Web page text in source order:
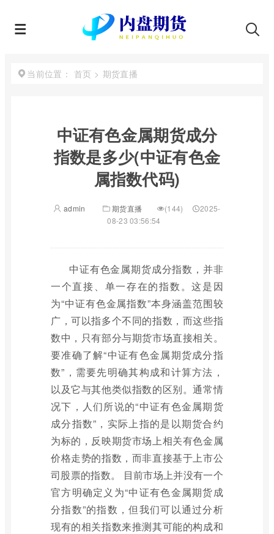
当前位置： 首页 > 期货直播
中证有色金属期货成分
指数是多少(中证有色金
属指数代码)
admin 期货直播 (144)
2025-
08-23 03:56:54
中证有色金属期货成分指数，并非
一个直接、单一存在的指数。这是因
为“中证有色金属指数”本身涵盖范围较
广，可以指多个不同的指数，而这些指
数中，只有部分与期货市场直接相关。
要准确了解“中证有色金属期货成分指
数”，需要先明确其构成和计算方法，
以及它与其他类似指数的区别。通常情
况下，人们所说的“中证有色金属期货
成分指数”，实际上指的是以期货合约
为标的，反映期货市场上相关有色金属
价格走势的指数，而非直接基于上市公
司股票的指数。 目前市场上并没有一个
官方明确定义为“中证有色金属期货成
分指数”的指数，但我们可以通过分析
现有的相关指数来推测其可能的构成和